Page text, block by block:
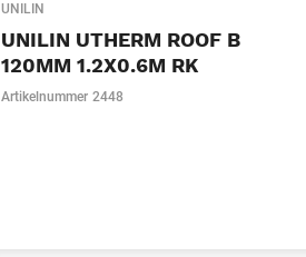
UNILIN
UNILIN UTHERM ROOF B
120MM 1.2X0.6M RK
Artikelnummer 2448